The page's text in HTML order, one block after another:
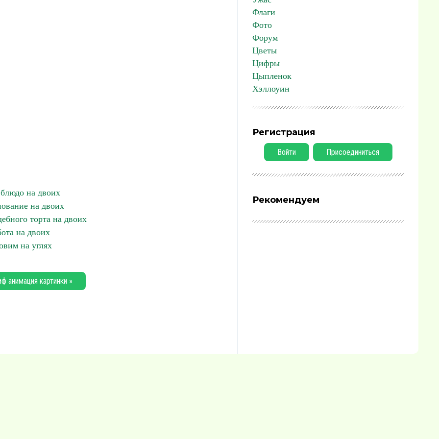
на двоих
на двоих
торта на двоих
на двоих
на углях
анимация картинки »
Флаги
Фото
Форум
Цветы
Цифры
Цыпленок
Хэллоуин
Регистрация
Войти Присоединиться
Рекомендуем